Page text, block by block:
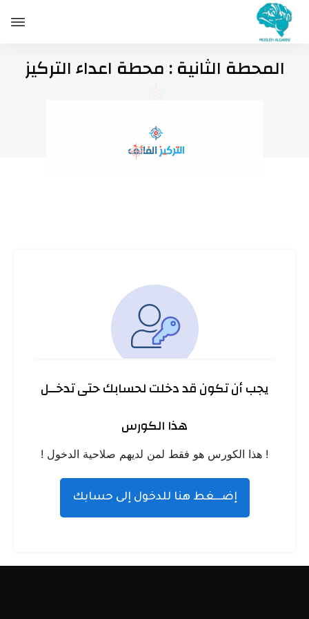
المحطة الثانية : محطة اعداء التركيز
يجب أن تكون قد دخلت لحسابك حتى تدخــل
هذا الكورس
! هذا الكورس هو فقط لمن لديهم صلاحية الدخول !
إضـــغط هنا للدخول إلى حسابك